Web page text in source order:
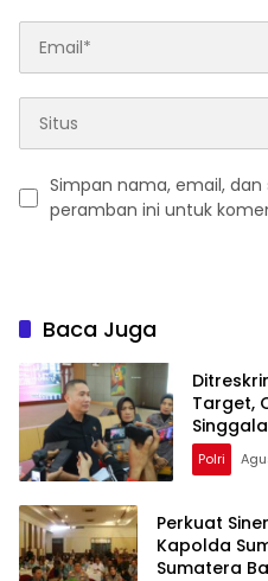
Simpan nama, email,
peramban ini untuk
Baca Juga
Target,
Maksimal
Polri
Perkuat
Kapolda
Sumatera